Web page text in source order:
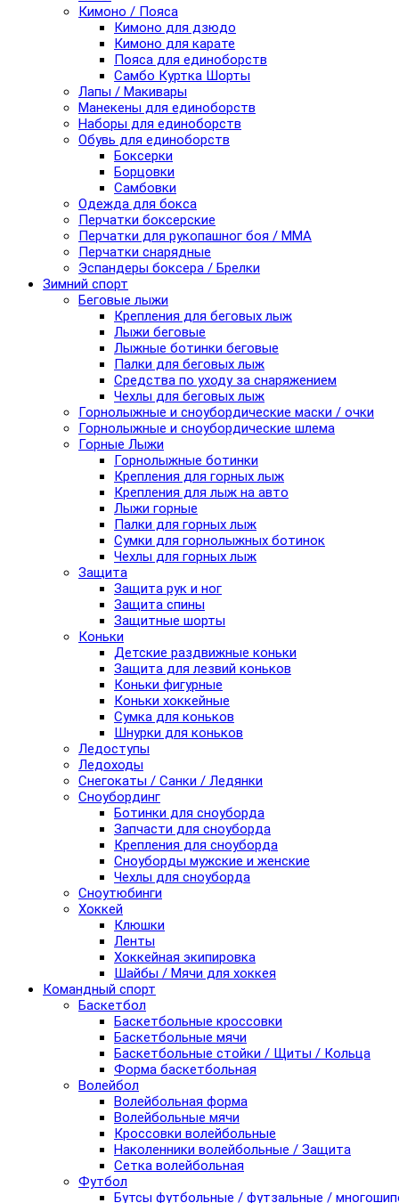
Кимоно / Пояса
Кимоно для дзюдо
Кимоно для карате
Пояса для единоборств
Самбо Куртка Шорты
Лапы / Макивары
Манекены для единоборств
Наборы для единоборств
Обувь для единоборств
Боксерки
Борцовки
Самбовки
Одежда для бокса
Перчатки боксерские
Перчатки для рукопашног боя / ММА
Перчатки снарядные
Эспандеры боксера / Брелки
Зимний спорт
Беговые лыжи
Крепления для беговых лыж
Лыжи беговые
Лыжные ботинки беговые
Палки для беговых лыж
Средства по уходу за снаряжением
Чехлы для беговых лыж
Горнолыжные и сноубордические маски / очки
Горнолыжные и сноубордические шлема
Горные Лыжи
Горнолыжные ботинки
Крепления для горных лыж
Крепления для лыж на авто
Лыжи горные
Палки для горных лыж
Сумки для горнолыжных ботинок
Чехлы для горных лыж
Защита
Защита рук и ног
Защита спины
Защитные шорты
Коньки
Детские раздвижные коньки
Защита для лезвий коньков
Коньки фигурные
Коньки хоккейные
Сумка для коньков
Шнурки для коньков
Ледоступы
Ледоходы
Снегокаты / Санки / Ледянки
Сноубординг
Ботинки для сноуборда
Запчасти для сноуборда
Крепления для сноуборда
Сноуборды мужские и женские
Чехлы для сноуборда
Сноутюбинги
Хоккей
Клюшки
Ленты
Хоккейная экипировка
Шайбы / Мячи для хоккея
Командный спорт
Баскетбол
Баскетбольные кроссовки
Баскетбольные мячи
Баскетбольные стойки / Щиты / Кольца
Форма баскетбольная
Волейбол
Волейбольная форма
Волейбольные мячи
Кроссовки волейбольные
Наколенники волейбольные / Защита
Сетка волейбольная
Футбол
Бутсы футбольные / футзальные /